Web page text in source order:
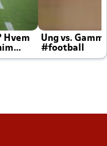
Hvem
Ung vs.
#football